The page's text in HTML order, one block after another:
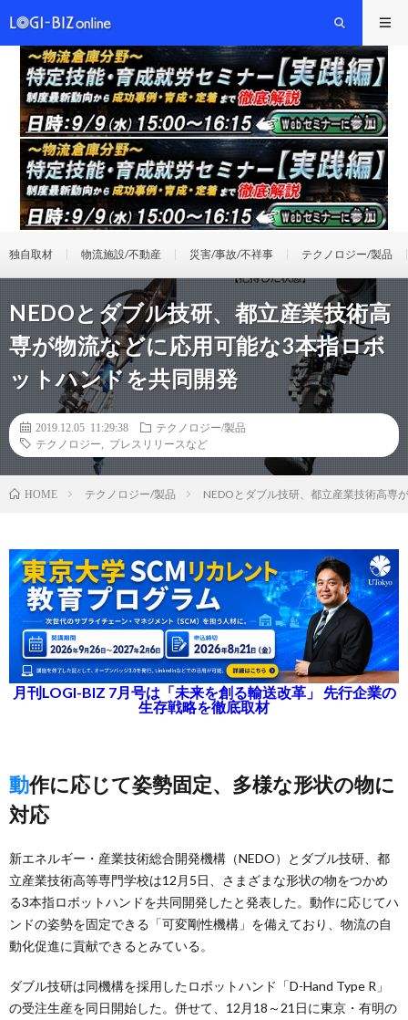
独自取材 物流施設/不動産 災害/事故/不祥事 テクノロジー/製品
NEDOとダブル技研、都立産業技術高
専が物流などに応用可能な3本指ロボ
ットハンドを共同開発
2019.12.05 11:29:38
テクノロジー/製品
テクノロジー
プレスリリースなど
HOME テクノロジー/製品 NEDOとダブル技研、都立産業技術高専
月刊LOGI-BIZ 7月号は「未来を創る輸送改革」 先行企業の
生存戦略を徹底取材
動作に応じて姿勢固定、多様な形状の物に
対応
新エネルギー・産業技術総合開発機構（NEDO）とダブル技研、都
立産業技術高等専門学校は12月5日、さまざまな形状の物をつかめ
る3本指ロボットハンドを共同開発したと発表した。動作に応じてハ
ンドの姿勢を固定できる「可変剛性機構」を備えており、物流の自
動化促進に貢献できるとみている。
ダブル技研は同機構を採用したロボットハンド「D-Hand Type R」
の受注生産を同日開始した。併せて、12月18～21日に東京・有明の